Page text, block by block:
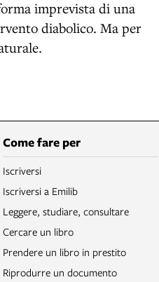
imprevista di una
diabolico. Ma per
Come fare per
Iscriversi
Iscriversi a Emilib
Leggere, studiare, consultare
Cercare un libro
Prendere un libro in prestito
Riprodurre un documento